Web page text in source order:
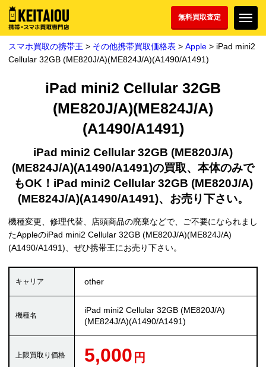
無料買取査定
スマホ買取の携帯王 > その他携帯買取価格表 > Apple > iPad mini2
Cellular 32GB (ME820J/A)(ME824J/A)(A1490/A1491)
iPad mini2 Cellular 32GB
(ME820J/A)(ME824J/A)
(A1490/A1491)
iPad mini2 Cellular 32GB (ME820J/A)
(ME824J/A)(A1490/A1491)の買取、本体のみで
もOK！iPad mini2 Cellular 32GB (ME820J/A)
(ME824J/A)(A1490/A1491)、お売り下さい。
機種変更、修理代替、店頭商品の廃棄などで、ご不要になられまし
たAppleのiPad mini2 Cellular 32GB (ME820J/A)(ME824J/A)
(A1490/A1491)、ぜひ携帯王にお売り下さい。
other
iPad mini2 Cellular 32GB (ME820J/A)
(ME824J/A)(A1490/A1491)
5,000